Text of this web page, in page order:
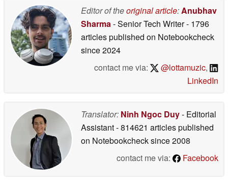
Editor of theoriginal article:Anubhav
Sharma- Senior Tech Writer- 1796
articles published on Notebookcheck
since 2024
contact me via:
@lottamuzic,
LinkedIn
Translator: Ninh Ngoc Duy- Editorial
Assistant- 814621 articles published
on Notebookchecksince 2008
contact me via:
Facebook